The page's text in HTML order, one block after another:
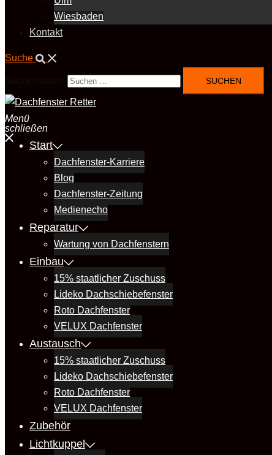
Wiesbaden
Kontakt
Suche
Menü
schließen
Start
Dachfenster-Karriere
Blog
Dachfenster-Zeitung
Medienecho
Reparatur
Wartung von Dachfenstern
Einbau
15% staatlicher Zuschuss
Lideko Dachschiebefenster
Roto Dachfenster
VELUX Dachfenster
Austausch
15% staatlicher Zuschuss
Lideko Dachschiebefenster
Roto Dachfenster
VELUX Dachfenster
Zubehör
Lichtkuppel